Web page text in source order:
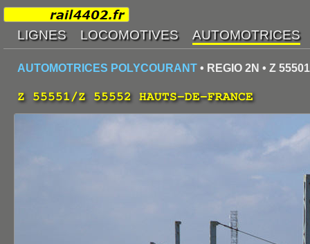
AUTOMOTRICES POLYCOURANT • REGIO 2N • Z
Z 55551/Z 55552 HAUTS-DE-FRANCE